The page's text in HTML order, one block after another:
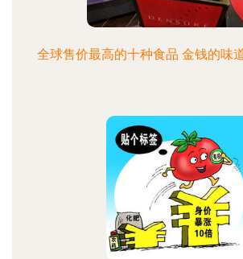
全球售价最高的十种食品 金钱的味